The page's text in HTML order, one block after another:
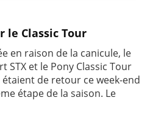
le Classic Tour
en raison de la canicule, le
STX et le Pony Classic Tour
de retour ce week-end
étape de la saison. Le